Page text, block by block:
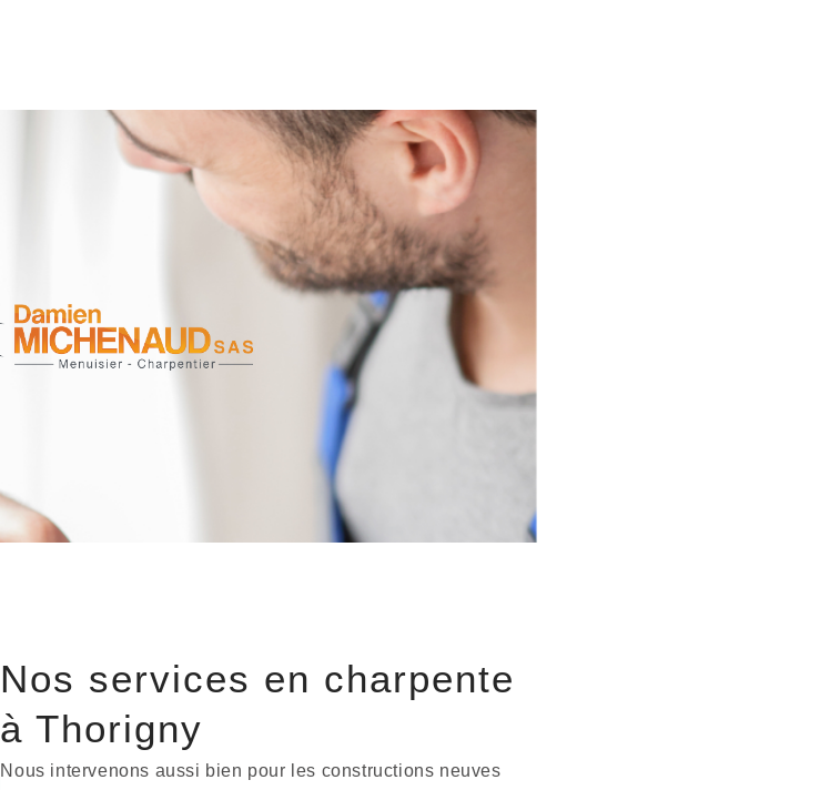
Nos services en charpente
à Thorigny
Nous intervenons aussi bien pour les constructions neuves